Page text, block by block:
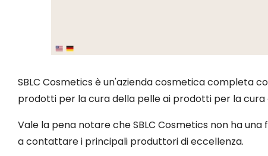
SBLC Cosmetics è un'azienda cosmetica completa
prodotti per la cura della pelle ai prodotti per la cura
Vale la pena notare che SBLC Cosmetics non ha
a contattare i principali produttori di eccellenza.